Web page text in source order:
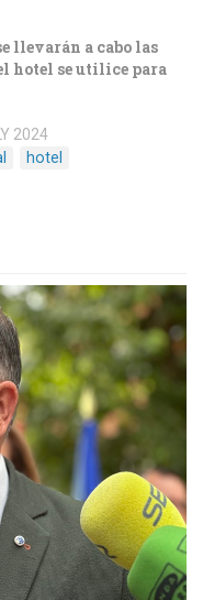
llevarán a cabo las
hotel se utilice para
2024
hotel